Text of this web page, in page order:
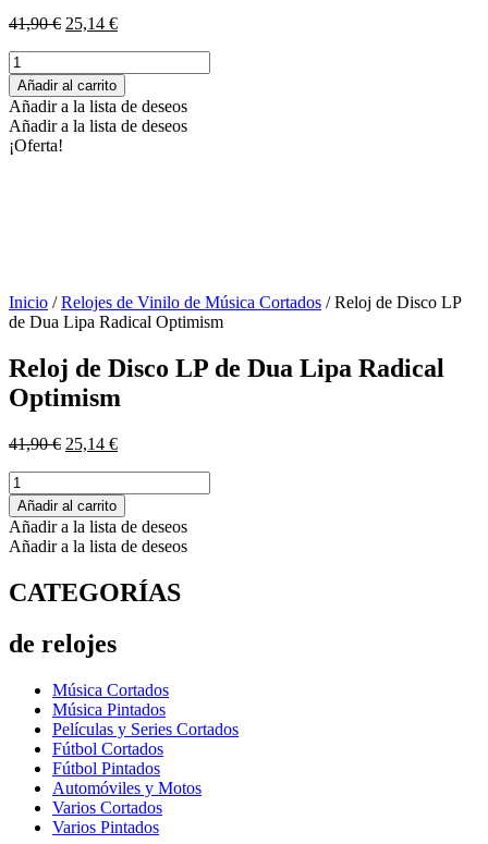
41,90€ El
era:
41,90 €.
25,14 €El
es:
25,14 €.
Reloj
de
Disco
LP
de
Dua
Añadir al carrito
Añadir a la lista de deseos
Añadir a la lista de deseos
¡Oferta!
Inicio /Relojes de Vinilo de Música Cortados / Reloj de Disco LP
de Dua Lipa Radical Optimism
Reloj de Disco LP de Dua Lipa Radical
Optimism
41,90€ El
era:
41,90 €.
25,14 €El
es:
25,14 €.
Reloj
de
Disco
LP
de
Lipa
Optimism
cantidad
Añadir al carrito
Añadir a la lista de deseos
Añadir a la lista de deseos
CATEGORÍAS
de relojes
Música Cortados
Música Pintados
Películas y Series Cortados
Fútbol Cortados
Fútbol Pintados
Automóviles y Motos
Varios Cortados
Varios Pintados